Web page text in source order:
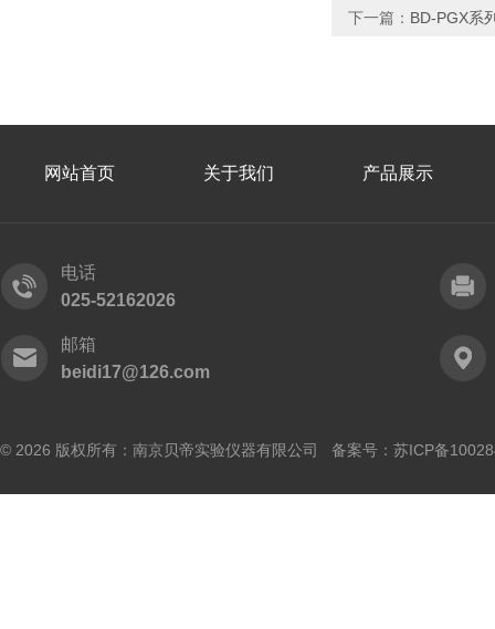
下一篇： BD-PGX系
网站首页 关于我们 产品展示
电话
025-52162026
邮箱
beidi17@126.com
© 2026 版权所有：南京贝帝实验仪器有限公司 备案号： 苏ICP备